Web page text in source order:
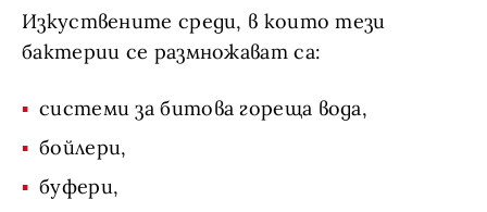
Изкуствените среди, в които тези
бактерии се размножават са:
системи за битова гореща вода,
бойлери,
буфери,